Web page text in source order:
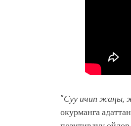
”Суу ичип жаңы,
окурманга